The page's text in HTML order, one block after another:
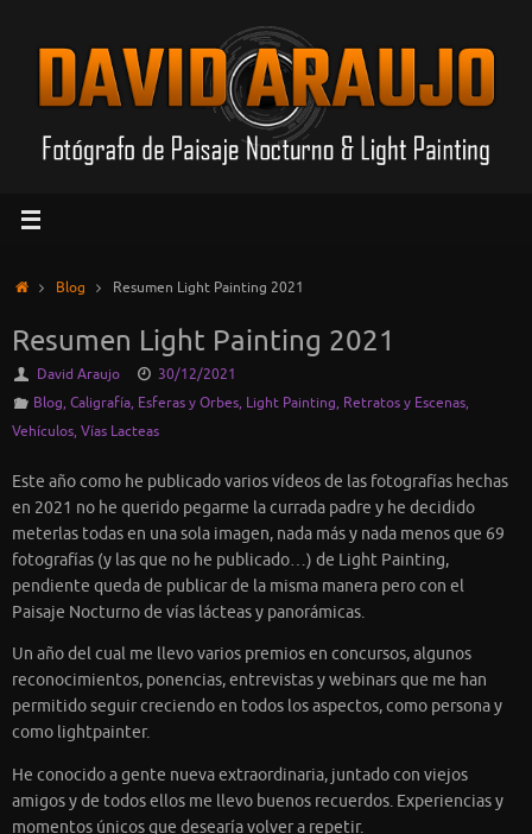
contenido
InicioBlog Resumen Light Painting 2021
Resumen Light Painting 2021
David Araujo
30/12/2021
Blog, Caligrafía, Esferas y Orbes, Light Painting, Retratos y Escenas,
Vehículos, Vías Lacteas
Este año como he publicado varios vídeos de las fotografías hechas
en 2021 no he querido pegarme la currada padre y he decidido
meterlas todas en una sola imagen, nada más y nada menos que 69
fotografías (y las que no he publicado…) de Light Painting,
pendiente queda de publicar de la misma manera pero con el
Paisaje Nocturno de vías lácteas y panorámicas.
Un año del cual me llevo varios premios en concursos, algunos
reconocimientos, ponencias, entrevistas y webinars que me han
permitido seguir creciendo en todos los aspectos, como persona y
como lightpainter.
He conocido a gente nueva extraordinaria, juntado con viejos
amigos y de todos ellos me llevo buenos recuerdos. Experiencias y
momentos únicos que desearía volver a repetir.